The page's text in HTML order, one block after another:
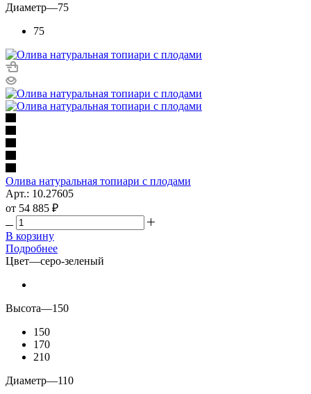
Диаметр—75
75
Олива натуральная топиари с плодами
Арт.: 10.27605
от 54 885 ₽
В корзину
Подробнее
Цвет—серо-зеленый
Высота—150
150
170
210
Диаметр—110